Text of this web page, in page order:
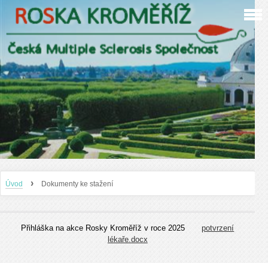
Úvod › Dokumenty ke stažení
Přihláška na akce Rosky Kroměříž v roce 2025potvrzení
lékaře.docx